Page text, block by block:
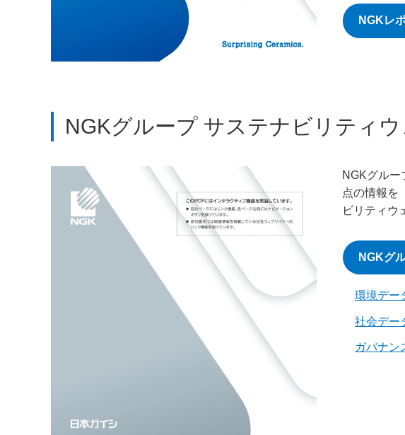
NGKレ
NGKグループ サステナビリティ
NGKグル
点の情報を
ビリティウ
NGKグ
環境デー
PDFファ
社会デー
PDFフ
ガバナン